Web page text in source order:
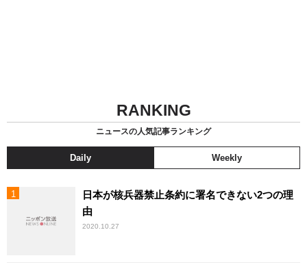
RANKING
ニュースの人気記事ランキング
Daily Weekly
日本が核兵器禁止条約に署名できない2つの理
由
2020.10.27